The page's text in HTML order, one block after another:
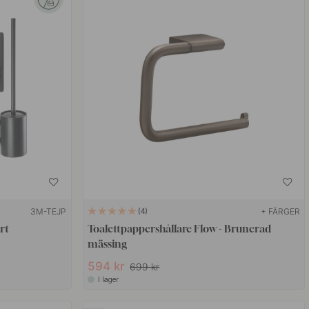
3M-TEJP 4 + FÄRGER
Toalettpappershållare Flow - Brunerad
mässing
594 kr 699 kr
I lager